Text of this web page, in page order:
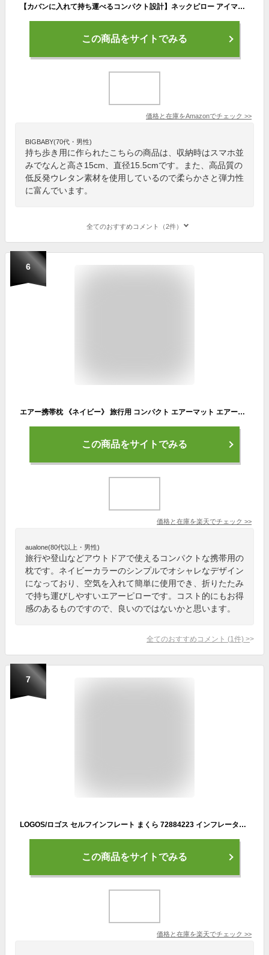
【カバンに入れて持ち運べるコンパクト設計】ネックピロー アイマスク＋耳栓セット 公式直営店 携帯枕 とろける肌触り 極上のもちもちネックピロー低反発 旅行 飛行機 長距離移動 海外旅行 旅行用枕 カバー洗濯可 快適グッズ 昼寝 新幹線 車 首痛 腰痛 仮眠 防災グッズ 長時間 フライト
この商品をサイトでみる
価格と在庫をAmazonでチェック >>
BIGBABY(70代・男性)
持ち歩き用に作られたこちらの商品は、収納時はスマホ並
みでなんと高さ15cm、直径15.5cmです。また、高品質の
低反発ウレタン素材を使用しているので柔らかさと弾力性
に富んでいます。
全てのおすすめコメント（2件）
6
エアー携帯枕 《ネイビー》 旅行用 コンパクト エアーマット エアーピロー トラベルピロー ネックピロー[定形外郵便、送料無料、代引不可]
この商品をサイトでみる
価格と在庫を楽天でチェック >>
aualone(80代以上・男性)
旅行や登山などアウトドアで使えるコンパクトな携帯用の
枕です。ネイビーカラーのシンプルでオシャレなデザイン
になっており、空気を入れて簡単に使用でき、折りたたみ
で持ち運びしやすいエアーピローです。コスト的にもお得
感のあるものですので、良いのではないかと思います。
全てのおすすめコメント (1 件) >
7
LOGOS/ロゴス セルフインフレート まくら 72884223 インフレータブル 携帯枕 携帯ピロー キャンプ アウトドア 仮眠 出張 バイク好き ギフト あす楽対応
この商品をサイトでみる
価格と在庫を楽天でチェック >>